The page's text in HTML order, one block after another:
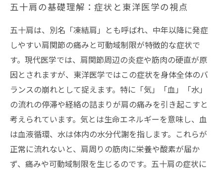
五十肩の基礎理解：症状と東洋医学の視点
五十肩は、別名「凍結肩」とも呼ばれ、中年以降に発症
しやすい肩関節の痛みと可動域制限が特徴的な症状で
す。現代医学では、肩関節周辺の炎症や筋肉の硬直が原
因とされますが、東洋医学ではこの症状を身体全体のバ
ランスの崩れとして捉えます。特に「気」「血」「水」
の流れの停滞や経絡の詰まりが肩の痛みを引き起こすと
考えられています。気とは生命エネルギーを意味し、血
は血液循環、水は体内の水分代謝を指します。これらが
正常に流れないと、肩周りの筋肉に栄養や酸素が届か
ず、痛みや可動域制限を生じるのです。五十肩の症状に